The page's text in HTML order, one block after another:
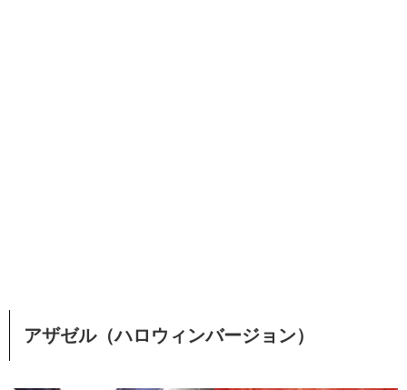
アザゼル（ハロウィンバージョン）